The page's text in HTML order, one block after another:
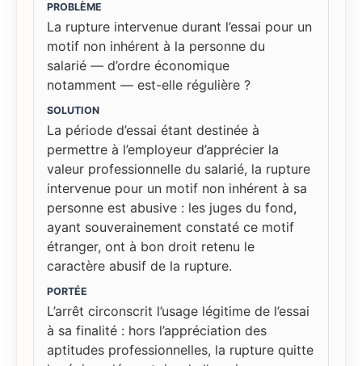
PROBLÈME
La rupture intervenue durant l’essai pour un
motif non inhérent à la personne du
salarié — d’ordre économique
notamment — est-elle régulière ?
SOLUTION
La période d’essai étant destinée à
permettre à l’employeur d’apprécier la
valeur professionnelle du salarié, la rupture
intervenue pour un motif non inhérent à sa
personne est abusive : les juges du fond,
ayant souverainement constaté ce motif
étranger, ont à bon droit retenu le
caractère abusif de la rupture.
PORTÉE
L’arrêt circonscrit l’usage légitime de l’essai
à sa finalité : hors l’appréciation des
aptitudes professionnelles, la rupture quitte